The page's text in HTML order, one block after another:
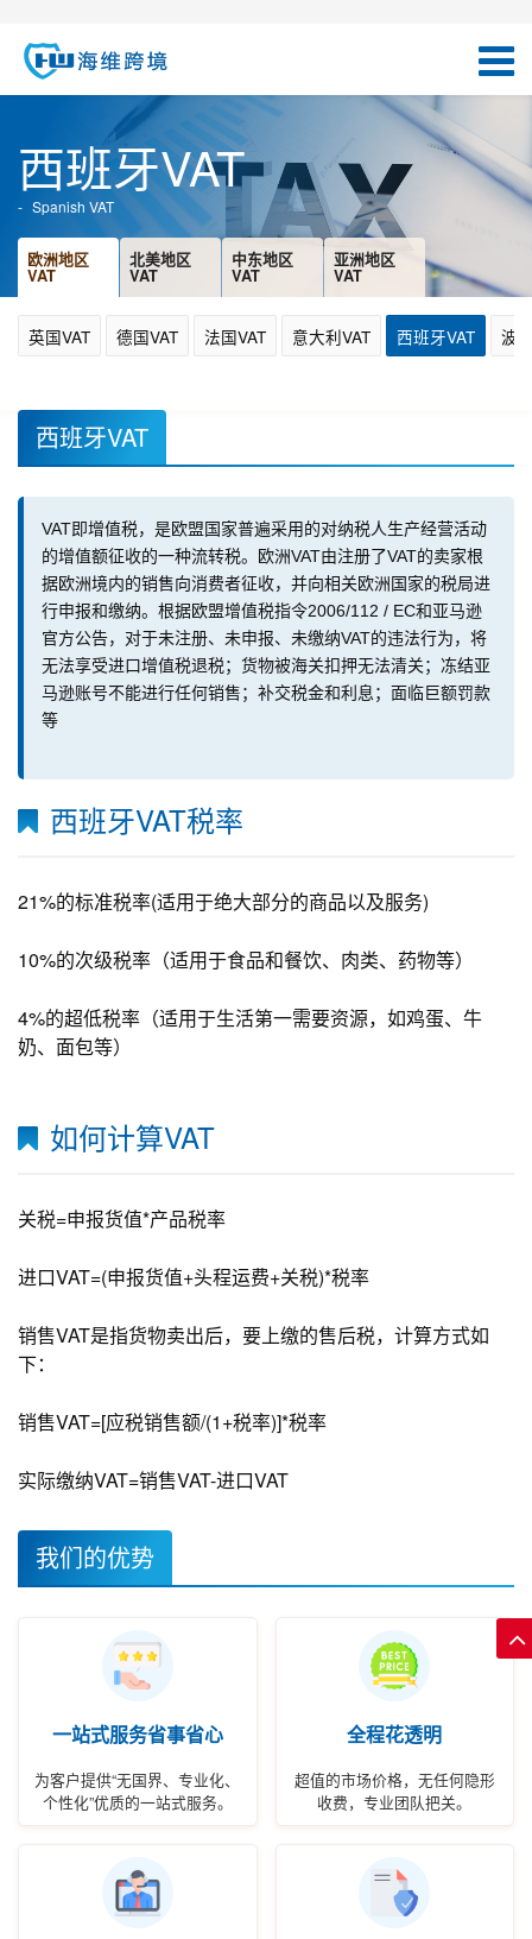
西班牙VAT
Spanish VAT
欧洲地区
VAT
北美地区
VAT
中东地区
VAT
亚洲地区
VAT
英国VAT 德国VAT 法国VAT 意大利VAT 西班牙VAT 波
西班牙VAT
VAT即增值税，是欧盟国家普遍采用的对纳税人生产经营活动
的增值额征收的一种流转税。欧洲VAT由注册了VAT的卖家根
据欧洲境内的销售向消费者征收，并向相关欧洲国家的税局进
行申报和缴纳。根据欧盟增值税指令2006/112 / EC和亚马逊
官方公告，对于未注册、未申报、未缴纳VAT的违法行为，将
无法享受进口增值税退税；货物被海关扣押无法清关；冻结亚
马逊账号不能进行任何销售；补交税金和利息；面临巨额罚款
等
西班牙VAT税率
21%的标准税率(适用于绝大部分的商品以及服务)
10%的次级税率（适用于食品和餐饮、肉类、药物等）
4%的超低税率（适用于生活第一需要资源，如鸡蛋、牛
奶、面包等）
如何计算VAT
关税=申报货值*产品税率
进口VAT=(申报货值+头程运费+关税)*税率
销售VAT是指货物卖出后，要上缴的售后税，计算方式如
下：
销售VAT=[应税销售额/(1+税率)]*税率
实际缴纳VAT=销售VAT-进口VAT
我们的优势
一站式服务省事省心
为客户提供“无国界、专业化、
个性化”优质的一站式服务。
全程花透明
超值的市场价格，无任何隐形
收费，专业团队把关。